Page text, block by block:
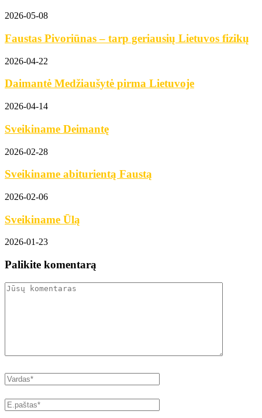
2026-05-08
Faustas Pivoriūnas – tarp geriausių Lietuvos fizikų
2026-04-22
Daimantė Medžiaušytė pirma Lietuvoje
2026-04-14
Sveikiname Deimantę
2026-02-28
Sveikiname abiturientą Faustą
2026-02-06
Sveikiname Ūlą
2026-01-23
Palikite komentarą